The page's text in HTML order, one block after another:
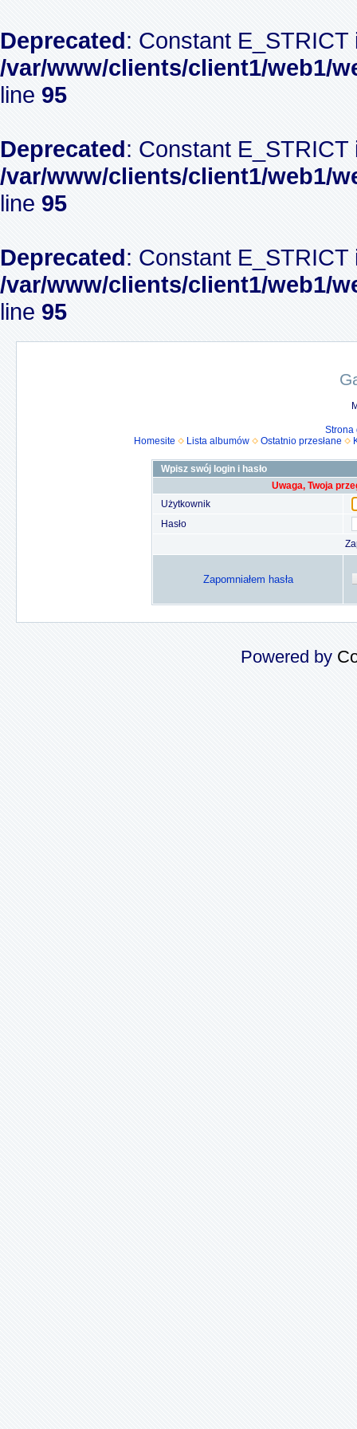
Deprecated: Constant
/var/www/clients/client1/web1/
line 95
Deprecated: Constant
/var/www/clients/client1/web1/
line 95
Deprecated: Constant
/var/www/clients/client1/web1/
line 95
Strona
Homesite
Lista albumów Ostatnio przesłane
Wpisz swój login i hasło
Uwaga, Twoja
Użytkownik
Hasło
Zapomniałem hasła
Powered by